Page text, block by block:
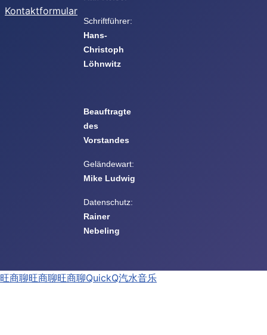
Kontaktformular
Schriftführer:
Hans-
Christoph
Löhnwitz
Beauftragte
des
Vorstandes
Geländewart:
Mike Ludwig
Datenschutz:
Rainer
Nebeling
旺商聊旺商聊旺商聊QuickQ汽水音乐